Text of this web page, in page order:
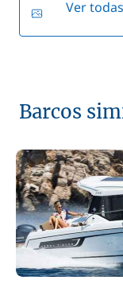
Ver
Barcos